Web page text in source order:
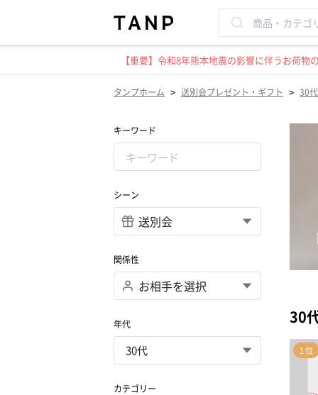
【重要】令和8年熊本地震の影響に伴うお荷
タンプホーム > 送別会プレゼント・ギフト > 30代
キーワード
シーン
関係性
年代
カテゴリー
30